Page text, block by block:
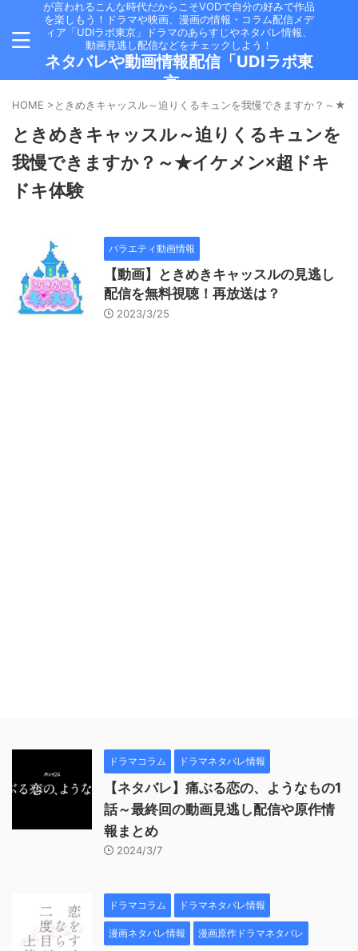
が言われるこんな時代だからこそVODで自分の好みで作品
を楽しもう！ドラマや映画、漫画の情報・コラム配信メデ
ィア「UDIラボ東京」ドラマのあらすじやネタバレ情報、
動画見逃し配信などをチェックしよう！
ネタバレや動画情報配信「UDIラボ東
京」
HOME >ときめきキャッスル～迫りくるキュンを我慢できますか？～★
ときめきキャッスル～迫りくるキュンを
我慢できますか？～★イケメン×超ドキ
ドキ体験
バラエティ動画情報
【動画】ときめきキャッスルの見逃し
配信を無料視聴！再放送は？
2023/3/25
ドラマコラム ドラマネタバレ情報
【ネタバレ】痛ぶる恋の、ようなもの1
話～最終回の動画見逃し配信や原作情
報まとめ
2024/3/7
ドラマコラム ドラマネタバレ情報
漫画ネタバレ情報 漫画原作ドラマネタバレ